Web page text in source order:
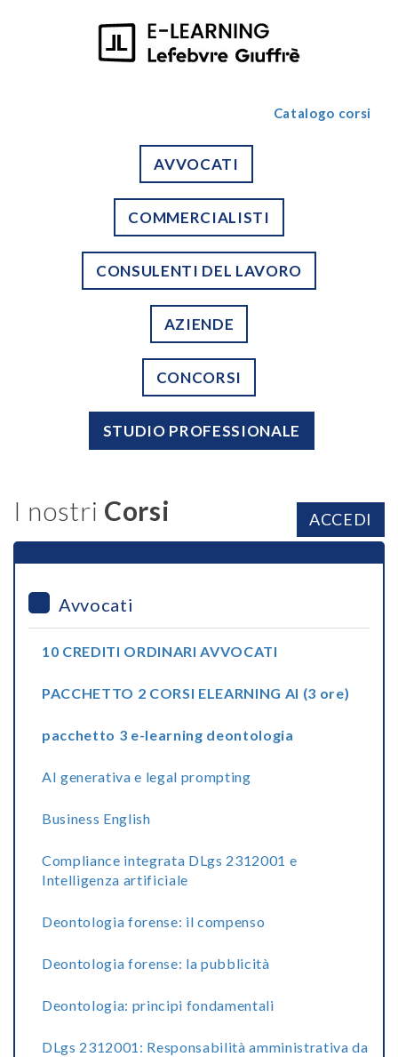
Catalogo corsi
AVVOCATI
COMMERCIALISTI
CONSULENTI DEL LAVORO
AZIENDE
CONCORSI
STUDIO PROFESSIONALE
I nostri Corsi ACCEDI
Avvocati
10 CREDITI ORDINARI AVVOCATI
PACCHETTO 2 CORSI ELEARNING AI (3 ore)
pacchetto 3 e-learning deontologia
AI generativa e legal prompting
Business English
Compliance integrata DLgs 2312001 e
Intelligenza artificiale
Deontologia forense: il compenso
Deontologia forense: la pubblicità
Deontologia: principi fondamentali
DLgs 2312001: Responsabilità amministrativa da